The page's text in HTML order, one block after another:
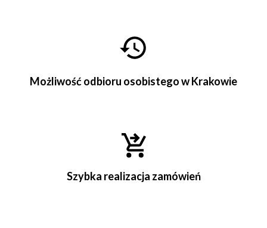
Możliwość odbioru osobistego w Krakowie
Szybka realizacja zamówień